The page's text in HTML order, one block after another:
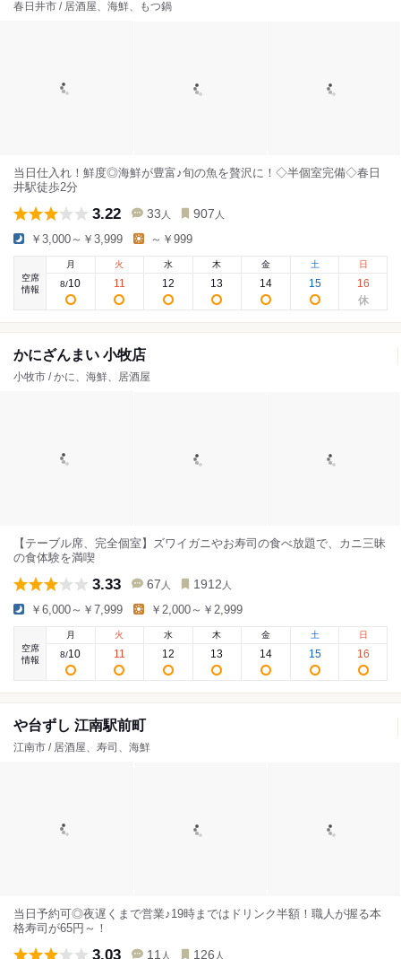
春日井市 / 居酒屋、海鮮、もつ鍋
当日仕入れ！鮮度◎海鮮が豊富♪旬の魚を贅沢に！◇半個室完備◇春日
井駅徒歩2分
3.22 33 人 907 人
￥3,000～￥3,999 ～￥999
空席
情報
月
8/10
火
11
水
12
木
13
金
14
土
15
日
16
かにざんまい 小牧店
小牧市 / かに、海鮮、居酒屋
【テーブル席、完全個室】ズワイガニやお寿司の食べ放題で、カニ三昧
の食体験を満喫
3.33 67 人 1912 人
￥6,000～￥7,999 ￥2,000～￥2,999
空席
情報
月
8/10
火
11
水
12
木
13
金
14
土
15
日
16
や台ずし 江南駅前町
江南市 / 居酒屋、寿司、海鮮
当日予約可◎夜遅くまで営業♪19時まではドリンク半額！職人が握る本
格寿司が65円～！
3.03 11 人 126 人